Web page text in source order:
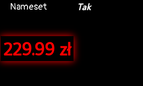
Nameset
Tak
229.99 zł